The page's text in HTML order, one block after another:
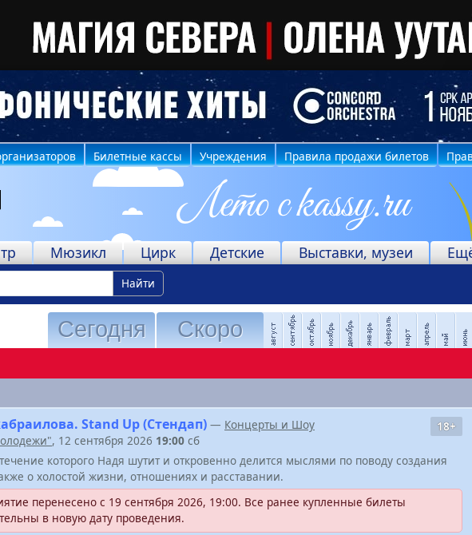
Билетные кассы Учреждения Правила продажи билетов
Мюзикл Цирк Детские Выставки, музеи
Найти
Сегодня Скоро
18+
Stand Up (Стендап) — Концерты и Шоу
, 12 сентября 2026 19:00 сб
которого Надя шутит и откровенно делится мыслями по поводу создания
о холостой жизни, отношениях и расставании.
перенесено с 19 сентября 2026, 19:00. Все ранее купленные билеты
в новую дату проведения.